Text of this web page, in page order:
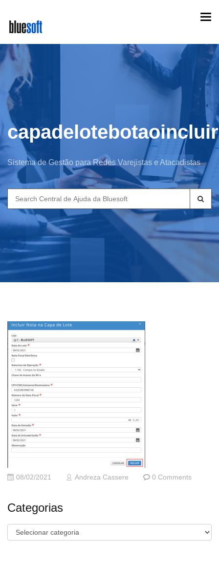
main
content
capadelotebotaoincluir
Sistema de Gestão para Redes Varejistas e Atacadistas
Search
for:
08/02/2021 Andreza Cassere 0 Comments
Categorias
Categorias